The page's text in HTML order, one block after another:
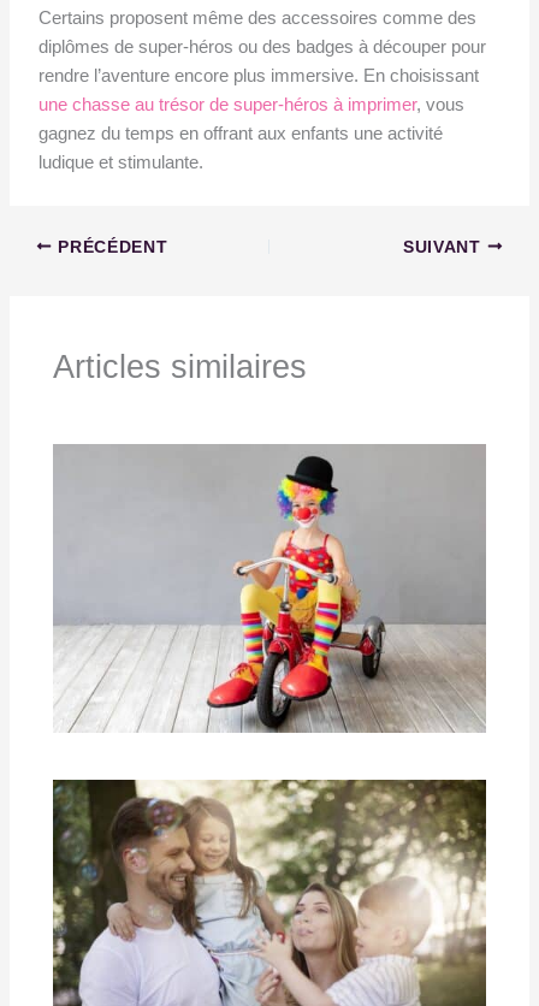
Certains proposent même des accessoires comme des
diplômes de super-héros ou des badges à découper pour
rendre l’aventure encore plus immersive. En choisissant
une chasse au trésor de super-héros à imprimer, vous
gagnez du temps en offrant aux enfants une activité
ludique et stimulante.
PRÉCÉDENT SUIVANT
Articles similaires